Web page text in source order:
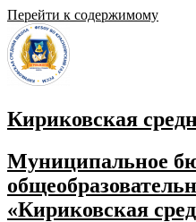
Перейти к содержимому
Кириковская
Муниципальное
«Кириковская